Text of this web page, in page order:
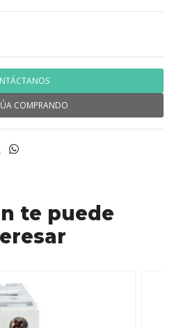
COMPRANDO
te puede